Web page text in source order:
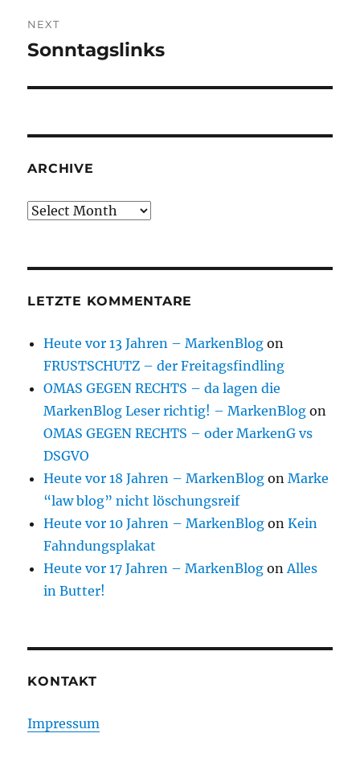
NEXT
Next
Sonntagslinks
ARCHIVE
Archive
LETZTE KOMMENTARE
Heute vor 13 Jahren – MarkenBlog on
FRUSTSCHUTZ – der Freitagsfindling
OMAS GEGEN RECHTS – da lagen die
MarkenBlog Leser richtig! – MarkenBlog on
OMAS GEGEN RECHTS – oder MarkenG vs
DSGVO
Heute vor 18 Jahren – MarkenBlog onMarke
“law blog” nicht löschungsreif
Heute vor 10 Jahren – MarkenBlog onKein
Fahndungsplakat
Heute vor 17 Jahren – MarkenBlog onAlles
in Butter!
KONTAKT
Impressum